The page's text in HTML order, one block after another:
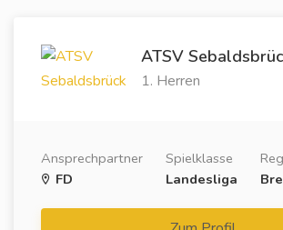
ATSV
1. Herren
Ansprechpartner
FD
Spielklasse
Landesliga